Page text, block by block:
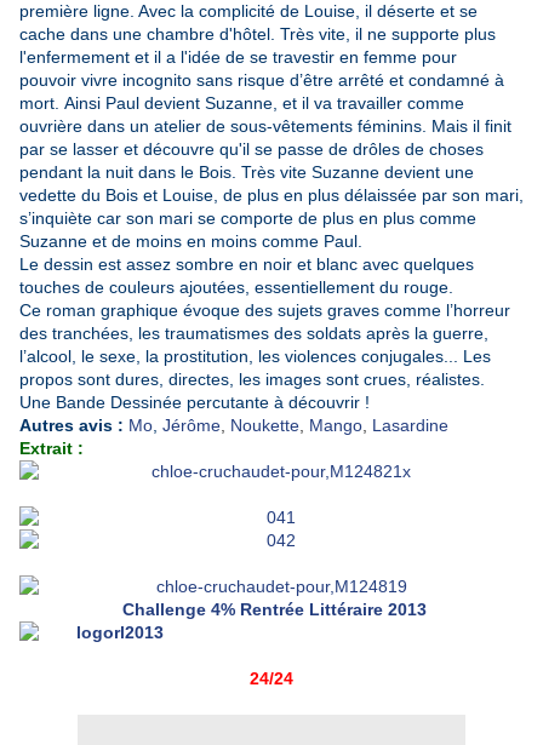
première ligne. Avec la complicité de Louise, il déserte et se
cache dans une chambre d'hôtel. Très vite, il ne supporte plus
l'enfermement et il a l'idée de se travestir en femme pour
pouvoir vivre incognito sans risque d’être arrêté et condamné à
mort. Ainsi Paul devient Suzanne, et il va travailler comme
ouvrière dans un atelier de sous-vêtements féminins. Mais il finit
par se lasser et découvre qu'il se passe de drôles de choses
pendant la nuit dans le Bois. Très vite Suzanne devient une
vedette du Bois et Louise , de plus en plus délaissée par son mari,
s’inquiète car son mari se comporte de plus en plus comme
Suzanne et de moins en moins comme Paul.
Le dessin est assez sombre en noir et blanc avec quelques
touches de couleurs ajoutées, essentiellement du rouge.
Ce roman graphique évoque des sujets graves comme l’horreur
des tranchées, les traumatismes des soldats après la guerre,
l’alcool, le sexe, la prostitution, les violences conjugales... Les
propos sont dures, directes, les images sont crues, réalistes.
Une Bande Dessinée percutante à découvrir !
Autres avis : Mo Jérôme Noukette Mango Lasardine
Extrait :
Challenge 4% Rentrée Littéraire 2013
24/24